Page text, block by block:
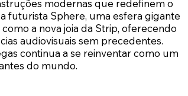
modernas que redefinem o
futurista Sphere, uma esfera gigante
a nova joia da Strip, oferecendo
audiovisuais sem precedentes.
continua a se reinventar como um
do mundo.